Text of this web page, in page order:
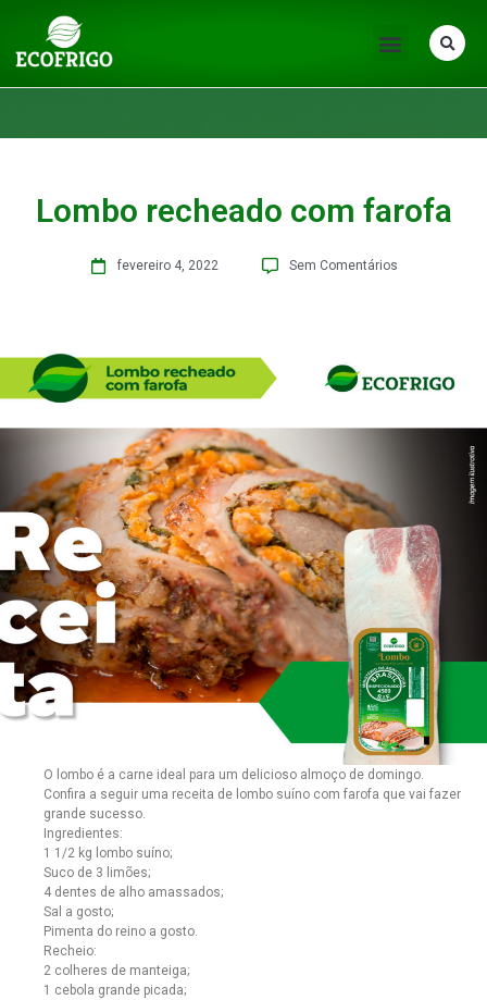
Lombo recheado com farofa
fevereiro 4, 2022 Sem Comentários
O lombo é a carne ideal para um delicioso almoço de domingo.
Confira a seguir uma receita de lombo suíno com farofa que vai fazer
grande sucesso.
Ingredientes:
1 1/2 kg lombo suíno;
Suco de 3 limões;
4 dentes de alho amassados;
Sal a gosto;
Pimenta do reino a gosto.
Recheio:
2 colheres de manteiga;
1 cebola grande picada;